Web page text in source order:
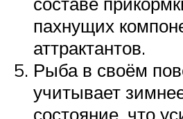
пахнущих
аттрактантов.
Рыба в своём
учитывает
состояние, что